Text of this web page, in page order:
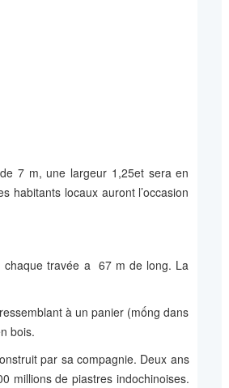
7 m, une largeur 1,25et sera en
habitants locaux auront l’occasion
chaque travée a 67 m de long. La
à un panier (mống dans
bois.
par sa compagnie. Deux ans
millions de piastres indochinoises.